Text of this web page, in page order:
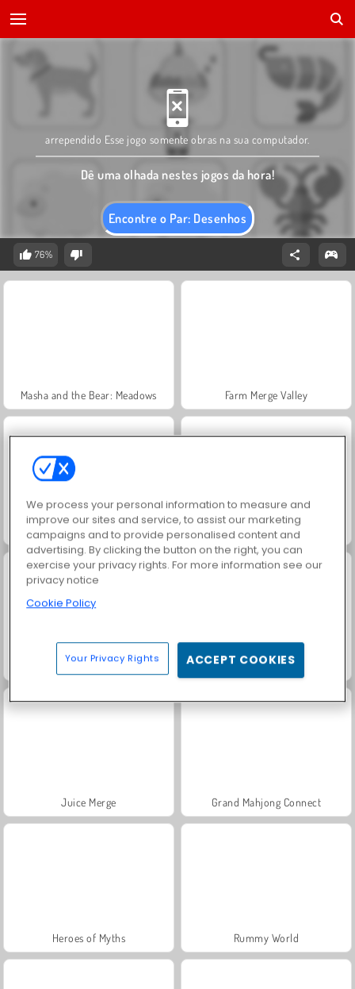
Encontre o Par: Desenhos
arrependido Esse jogo somente obras na sua computador.
Dê uma olhada nestes jogos da hora!
76%
Masha and the Bear: Meadows Farm Merge Valley
Fashion Princess - Dress Up for Girls Jewel Garden Story
Royal Story Scala 40
Juice Merge Grand Mahjong Connect
Heroes of Myths Rummy World
We process your personal information to measure and
improve our sites and service, to assist our marketing
campaigns and to provide personalised content and
advertising. By clicking the button on the right, you can
exercise your privacy rights. For more information see our
privacy notice
Cookie Policy
Your Privacy Rights ACCEPT COOKIES